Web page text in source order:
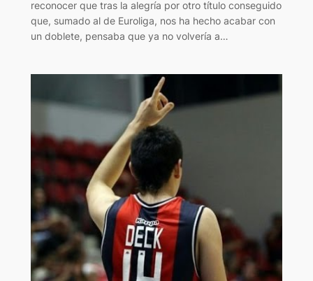
reconocer que tras la alegría por otro título conseguido
que, sumado al de Euroliga, nos ha hecho acabar con
un doblete, pensaba que ya no volvería a…